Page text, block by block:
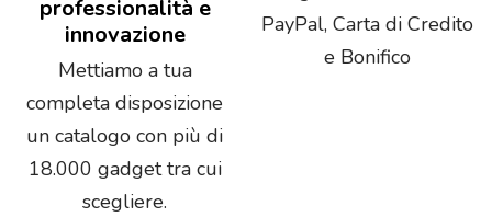
professionalità e
innovazione
Mettiamo a tua
completa disposizione
un catalogo con più di
18.000 gadget tra cui
scegliere.
PayPal, Carta di Credito
e Bonifico